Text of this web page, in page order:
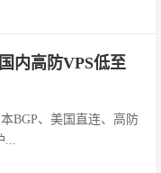
内高防VPS低至
BGP、美国直连、高防